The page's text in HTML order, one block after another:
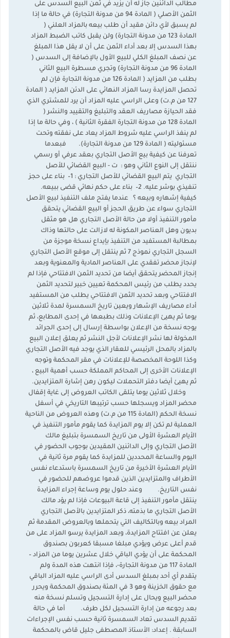
مطالب الدائنين جاز له أن يزيد في ثمن البيع السدس على
الثمن الأصلي ( المادة 94 من مدونة التجارة) في حالة ما إذا
لم يسبق لأي دائن مقيد أن طلب بيعه بالمزاد العلني (
المادة 123 من مدونة التجارة) ولن يقبل كاتب الضبط المزاد
بهذا السدس إلا بعد أداء الثمن على أن لا يقل هذا المبلغ
عن نصف المبلغ الكلي للبيع الأول بالإضافة إلى السدس (
المادة 96 من مدونة التجارة) وتجري مسطرة البيع الثاني
بطلب من المزايد ( المادة 126 من مدونة التجارة فإن لم
تحصل المزايدة رسا المزاد النهائي على الدئن المزايد ( المادة
127 من م.ت) وعلى الراسي عليه المزاد أن يرد للمشتري الذي
فقد الحيازة مصاريف العقد والتبليغ والتقييد والنشر (
المادة 128 من مدونة التجارة الفقرة الثانية ) ، وفي حالة ما إذا
لم ينفذ الراسي عليه شروط المزاد يعاد على نفقته وتحت
مسئوليته ( المادة 129 من مدونة التجارة). فبعدما
تعرفنا عن كيفية بيع الأصل التجاري بعقد عرفي أو رسمي
ننتقل إلى النوع الثاني وهو : ت‌ - البيع القضائي للأصل
التجاري يتم البيع القضائي للأصل التجاري : 1– بناء على حجز
تنفيذي بوشر عليه. 2– بناء على حكم نهائي قضى ببيعه.
كيفية إشهاره وبيعه ؟ عندما يفتح ملف التنفيذ لبيع الأصل
التجاري سواء عن طريق الحجز أو البيع القضائي يتحقق
مأمور التنفيذ أولا من حالة الأصل التجاري هل هو مثقل
بديون وهل العناصر المكونة له لازالت على حالتها وذاك
بمطالبة المستفيد من التنفيذ بإيداع نسخة موجزة من
السجل التجاري نموذج 7 ثم ينتقل إلى موقع الأصل التجاري
لإنجاز محضر تفقدي على العناصر المادية والمعنوية وبعد
إنجاز المحضر يتحقق أيضا من تحديد الثمن الافتتاحي فإذا لم
يحدد يطلب من رئيس المحكمة تعيين خبير لتحديد الثمن
الافتتاحي وبعد تحديد الثمن الافتتاحي يطلب من المستفيد
أداء مصاريف الإشهار ويعين تاريخ السمسرة لمدة ثلاثين
يوما ثم يهيئ الإعلانات وذلك بطبعها في إحدى المطابع، ثم
يوجه نسخة من الإعلان بواسطة إرسال إلى إحدى الجرائد
المخولة لها نشر الإعلانات لأجل النشر ثم يعلق إعلان البيع
بالمزاد بالمحل الرئيسي للعقار الذي يوجد فيه الأصل التجاري
وكذا اللوحة المخصصة للإعلانات في مقر المحكمة وتوجه
الإعلانات الأخرى إلى المحاكم المملكة حسب أهمية البيع ،
ثم يهيئ أيضا دفتر التحملات ليكون رهن إشارة المتزايدين.
وخلال ثلاثين يوما يتلقى الكاتب العروض إلى غاية إقفال
محضر المزاد ويسجلها حسب ترتيبها التاريخي في أسفل
نسخة الحكم (المادة 115 من م.ت) وهذه العروض من الناحية
العملية لم تكن إلا يوم المزايدة كما يقوم مأمور التنفيذ في
الأيام العشرة الأولى من تاريخ السمسرة بتبليغ مالك
الأصل التجاري وإلى الدائنين المقيدين بوجوب الحضور في
اليوم والساعة المحددين للمزايدة كما يقوم مرة ثانية في
الأيام العشرة الأخيرة من تاريخ السمسرة باستدعاء نفس
الأطراف والمتزايدين الذين قدموا عروضهم للحضور في
نفس التاريخ. وعند حلول يوم وساعة إجراء المزايدة
ينتقل مأمور التنفيذ إلى قاعة البيوعات فإذا لم يؤد مالك
الأصل التجاري ما بذمته، ذكر المتزايدين بالأصل التجاري
المراد بيعه وبالتكاليف التي يتحملها وبالعروض المقدمة ثم
يعلن عن افتتاح المزايدة، وبعد المزايدة يرسو المزاد على من
قدم أعلى عرض ويؤدي مبلغا مسبقا كعربون بصندوق
المحكمة على أن يؤدي الباقي خلال عشرين يوما من المزاد –
المادة 117 من مدونة التجارة-، فإذا انتهت هذه المدة ولم
يتقدم أي أحد بمبلغ السدس أدى الراسي عليه المزاد الباقي
مع حقوق الخزينة وهو 3 في المئة بصندوق المحكمة ويحرر
محضر البيع ويحال على إدارة التسجيل وتسلم نسخة منه
بعد رجوعه من إدارة التسجيل لكل طرف. أما في حالة
تقديم السدس تعاد السمسرة ثانية حسب نفس الإجراءات
السابقة . إعداد: الأستاذ المصطفى جليل قاض بالمحكمة